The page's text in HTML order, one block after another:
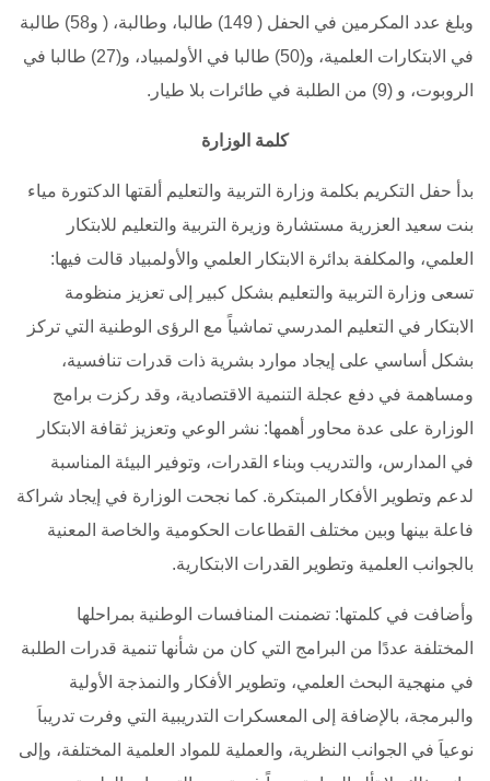
وبلغ عدد المكرمين في الحفل ( 149) طالبا، وطالبة، ( و58) طالبة
في الابتكارات العلمية، و(50) طالبا في الأولمبياد، و(27) طالبا في
الروبوت، و (9) من الطلبة في طائرات بلا طيار.
كلمة الوزارة
بدأ حفل التكريم بكلمة وزارة التربية والتعليم ألقتها الدكتورة مياء
بنت سعيد العزرية مستشارة وزيرة التربية والتعليم للابتكار
العلمي، والمكلفة بدائرة الابتكار العلمي والأولمبياد قالت فيها:
تسعى وزارة التربية والتعليم بشكل كبير إلى تعزيز منظومة
الابتكار في التعليم المدرسي تماشياً مع الرؤى الوطنية التي تركز
بشكل أساسي على إيجاد موارد بشرية ذات قدرات تنافسية،
ومساهمة في دفع عجلة التنمية الاقتصادية، وقد ركزت برامج
الوزارة على عدة محاور أهمها: نشر الوعي وتعزيز ثقافة الابتكار
في المدارس، والتدريب وبناء القدرات، وتوفير البيئة المناسبة
لدعم وتطوير الأفكار المبتكرة. كما نجحت الوزارة في إيجاد شراكة
فاعلة بينها وبين مختلف القطاعات الحكومية والخاصة المعنية
بالجوانب العلمية وتطوير القدرات الابتكارية.
وأضافت في كلمتها: تضمنت المنافسات الوطنية بمراحلها
المختلفة عددًا من البرامج التي كان من شأنها تنمية قدرات الطلبة
في منهجية البحث العلمي، وتطوير الأفكار والنمذجة الأولية
والبرمجة، بالإضافة إلى المعسكرات التدريبية التي وفرت تدريباَ
نوعياَ في الجوانب النظرية، والعملية للمواد العلمية المختلفة، وإلى